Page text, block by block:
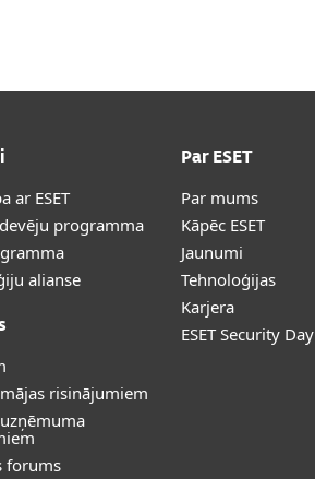
ar ESET
programma
alianse
risinājumiem
forums
Par ESET
Par mums
Kāpēc ESET
Jaunumi
Tehnoloģijas
Karjera
ESET Security Day